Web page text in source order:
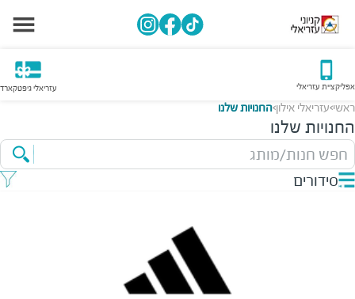
אפליקציית עזריאלי עזריאלי גיפטקארד
ראשי>עזריאלי אילון>החנויות שלנו
החנויות שלנו
חפש חנות/מותג
סידורים